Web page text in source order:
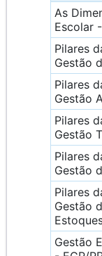
As
Escolar
Pilares
Gestão
Pilares
Gestão
Pilares
Gestão
Pilares
Gestão
Pilares
Gestão
Gestão